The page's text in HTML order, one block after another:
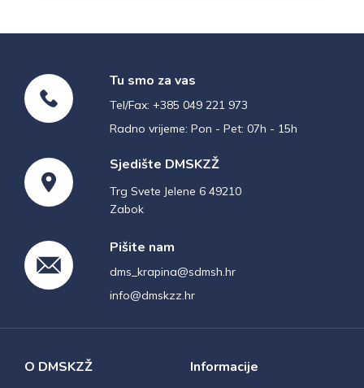
Tu smo za vas
Tel/Fax: +385 049 221 973
Radno vrijeme: Pon - Pet: 07h - 15h
Sjedište DMSKZŽ
Trg Svete Jelene 6 49210
Zabok
Pišite nam
dms_krapina@sdmsh.hr
info@dmskzz.hr
O DMSKZŽ Informacije